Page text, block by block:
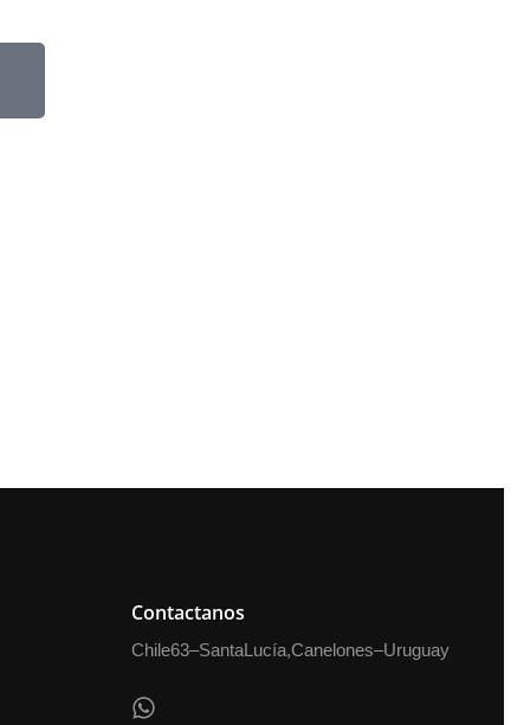
Contactanos
Chile 63 – Santa Lucía, Canelones – Uruguay